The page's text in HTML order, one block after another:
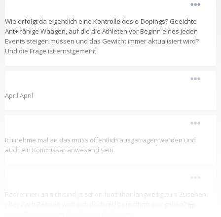
Wie erfolgt da eigentlich eine Kontrolle des e-Dopings? Geeichte
Ant+ fähige Waagen, auf die die Athleten vor Beginn eines jeden
Events steigen müssen und das Gewicht immer aktualisiert wird?
Und die Frage ist ernstgemeint
April April
Ich nehme mal an das muss öffentlich ausgetragen werden und
auch ein Kommissar anwesend sein.